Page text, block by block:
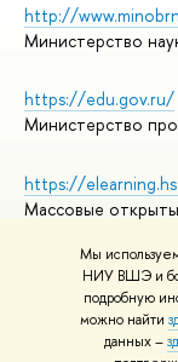
Мы
НИУ ВШЭ и
подробную
можно найти
данных –
http://
Министерство
https://edu.gov.ru/
Министерство
https://
Массовые
© НИУ ВШЭ
Условия